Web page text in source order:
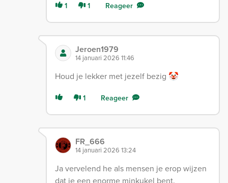
1 1 Reageer
Jeroen1979
14 januari 2026 11:46
Houd je lekker met jezelf bezig 🤡
1 Reageer
FR_666
14 januari 2026 13:24
Ja vervelend he als mensen je erop wijzen
dat je een enorme minkukel bent.